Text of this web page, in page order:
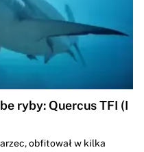
ryby: Quercus TFI (I
obfitował w kilka